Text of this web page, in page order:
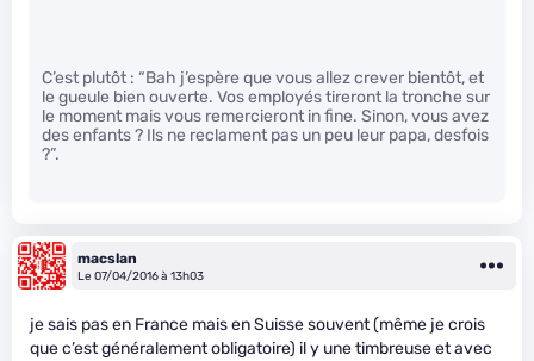
C’est plutôt : “Bah j’espère que vous allez crever bientôt, et
le gueule bien ouverte. Vos employés tireront la tronche sur
le moment mais vous remercieront in fine. Sinon, vous avez
des enfants ? Ils ne reclament pas un peu leur papa, desfois
?”.
macslan
Le 07/04/2016 à 13h03
je sais pas en France mais en Suisse souvent (même je crois
que c’est généralement obligatoire) il y une timbreuse et avec